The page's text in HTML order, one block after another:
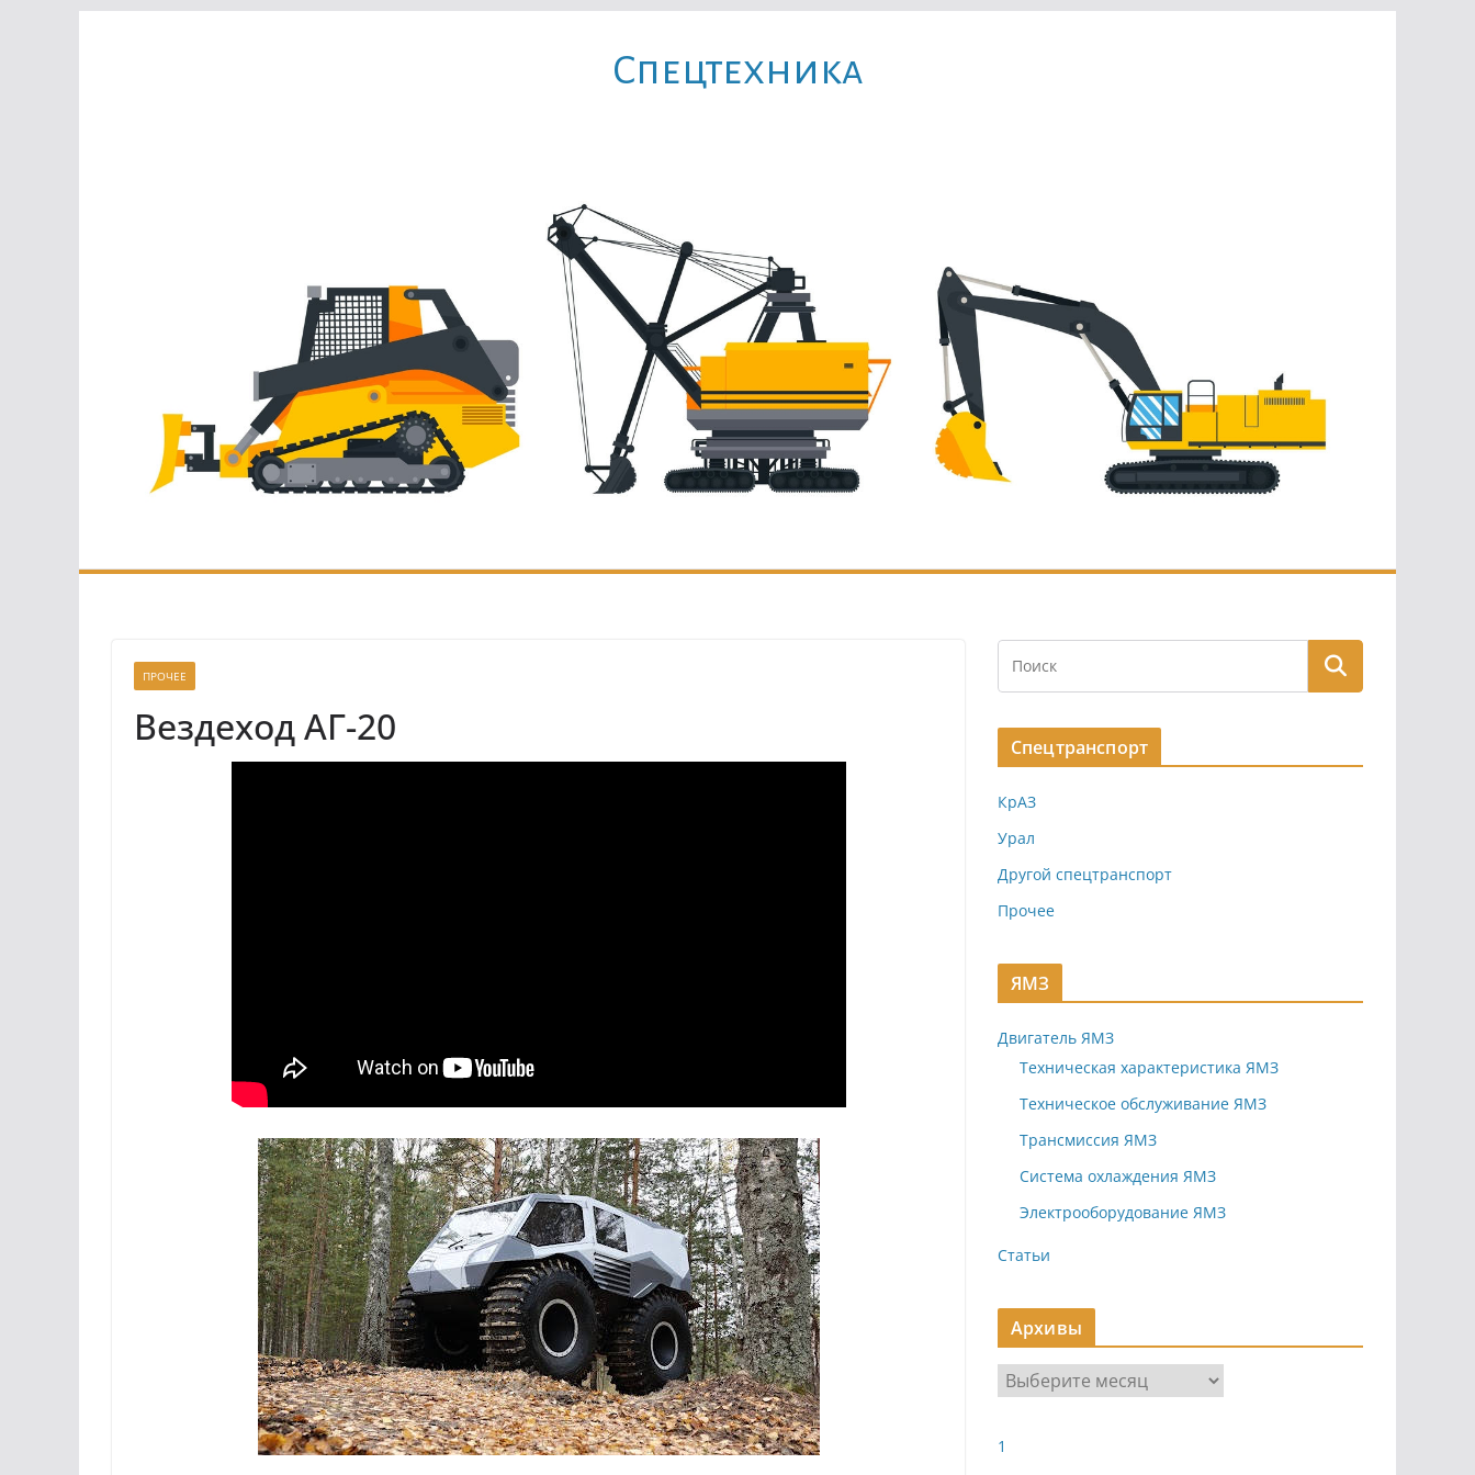
Cпецтехника
ПРОЧЕЕ
Вездеход АГ-20 Спецтранспорт
КрАЗ
Урал
Другой спецтранспорт
Прочее
ЯМЗ
Двигатель ЯМЗ
Техническая характеристика ЯМЗ
Техническое обслуживание ЯМЗ
Трансмиссия ЯМЗ
Система охлаждения ЯМЗ
Электрооборудование ЯМЗ
Статьи
Архивы
р
и
1